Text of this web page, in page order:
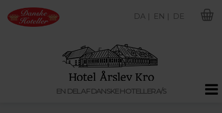
EN DEL AF DANSKE HOTELLER A/S
DA | EN | DE